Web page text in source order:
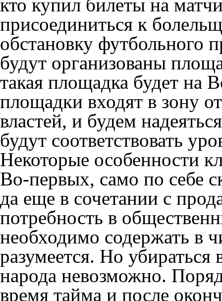
кто купил билеты на
присоединиться к
обстановку футбольного
будут организованы
такая площадка будет на
площадки входят в зону
властей, и будем
будут соответствовать
Некоторые особенности
Во-первых, само по себе
да еще в сочетании с
потребность в
необходимо содержать в
разумеется. Но убираться
народа невозможно.
время тайма и после